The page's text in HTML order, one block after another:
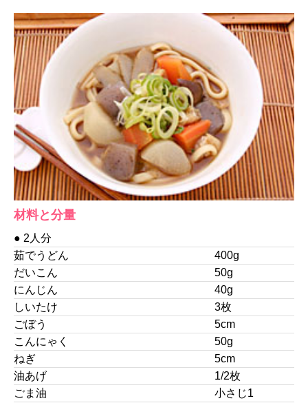
材料と分量
● 2人分
茹でうどん
400g
だいこん
50g
にんじん
40g
しいたけ
3枚
ごぼう
5cm
こんにゃく
50g
ねぎ
5cm
油あげ
1/2枚
ごま油
小さじ1